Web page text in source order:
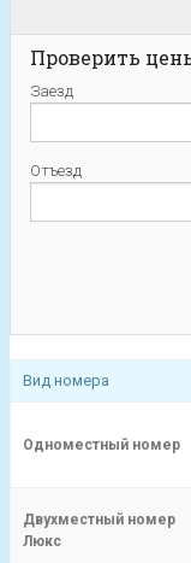
Проверить
Заезд
Отъезд
Вид номера
Одноместный номер
Двухместный номер
Люкс